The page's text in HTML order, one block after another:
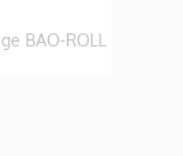
BAO-ROLL